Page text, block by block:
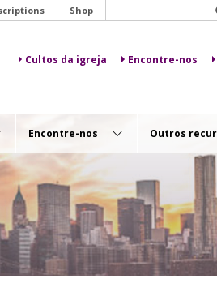
Shop
Cultos da igreja Encontre-nos
Encontre-nos Outros